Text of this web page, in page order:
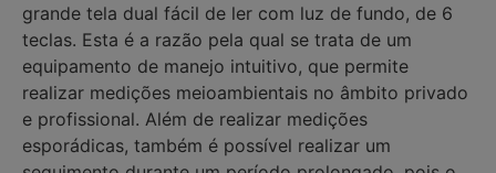
grande tela dual fácil de ler com luz de fundo, de 6
teclas. Esta é a razão pela qual se trata de um
equipamento de manejo intuitivo, que permite
realizar medições meioambientais no âmbito privado
e profissional. Além de realizar medições
esporádicas, também é possível realizar um